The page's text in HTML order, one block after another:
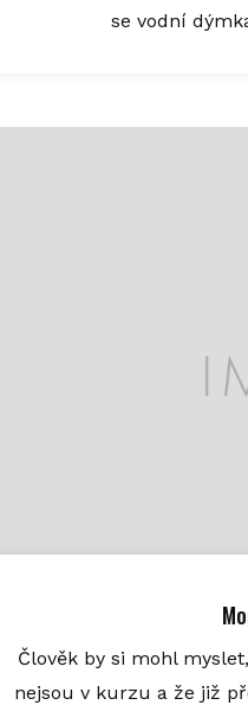
se vodní
Člověk by si mohl
nejsou v kurzu a že již